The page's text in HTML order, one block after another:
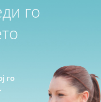
го
го